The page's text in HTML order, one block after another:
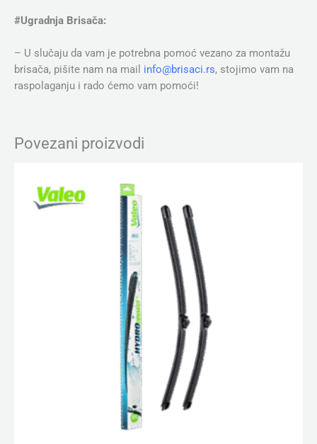
#Ugradnja Brisača:
– U slučaju da vam je potrebna pomoć vezano za montažu
brisača, pišite nam na mail info@brisaci.rs, stojimo vam na
raspolaganju i rado ćemo vam pomoći!
Povezani proizvodi